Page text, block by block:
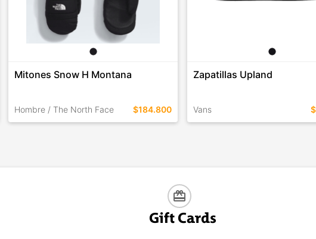
Mitones Snow H Montana
Hombre / The North Face $184.800
Zapatillas Upland
Vans
card_giftcard
Gift Cards